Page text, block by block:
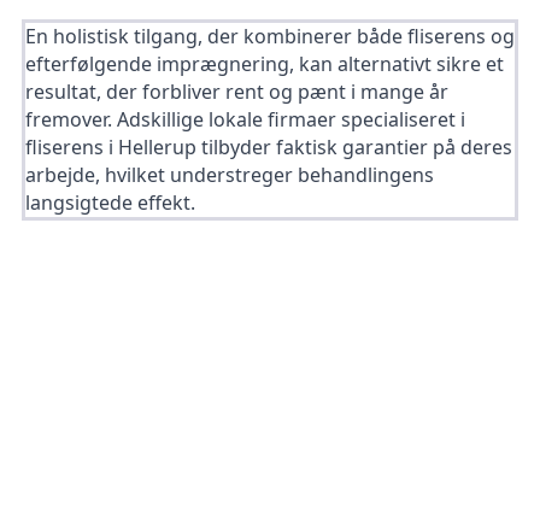
En holistisk tilgang, der kombinerer både fliserens og
efterfølgende imprægnering, kan alternativt sikre et
resultat, der forbliver rent og pænt i mange år
fremover. Adskillige lokale firmaer specialiseret i
fliserens i Hellerup tilbyder faktisk garantier på deres
arbejde, hvilket understreger behandlingens
langsigtede effekt.